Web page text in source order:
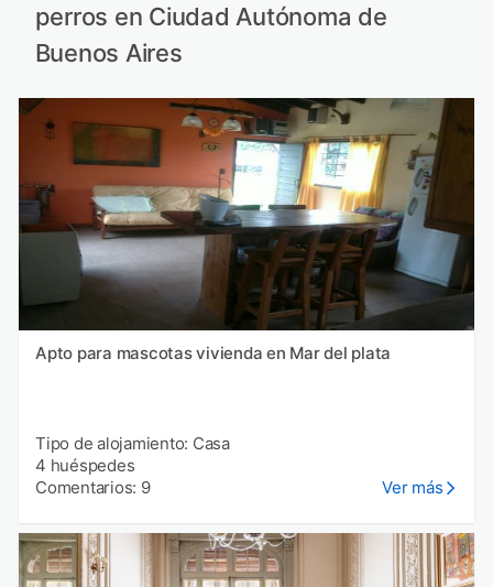
perros en Ciudad Autónoma de
Buenos Aires
Apto para mascotas vivienda en Mar del plata
Tipo de alojamiento: Casa
4 huéspedes
Comentarios: 9
Ver más